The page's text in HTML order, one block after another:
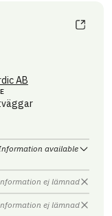
AB
available
ej lämnad
ej lämnad